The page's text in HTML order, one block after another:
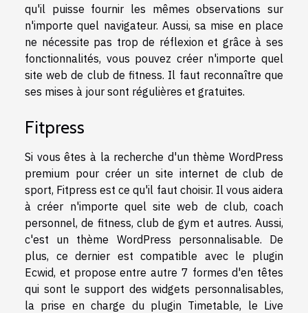
qu'il puisse fournir les mêmes observations sur
n'importe quel navigateur. Aussi, sa mise en place
ne nécessite pas trop de réflexion et grâce à ses
fonctionnalités, vous pouvez créer n'importe quel
site web de club de fitness. Il faut reconnaître que
ses mises à jour sont régulières et gratuites.
Fitpress
Si vous êtes à la recherche d'un thème WordPress
premium pour créer un site internet de club de
sport, Fitpress est ce qu'il faut choisir. Il vous aidera
à créer n'importe quel site web de club, coach
personnel, de fitness, club de gym et autres. Aussi,
c'est un thème WordPress personnalisable. De
plus, ce dernier est compatible avec le plugin
Ecwid, et propose entre autre 7 formes d'en têtes
qui sont le support des widgets personnalisables,
la prise en charge du plugin Timetable, le Live